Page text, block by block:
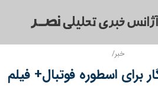
خبر/
برای اسطوره فوتبال+ فیلم